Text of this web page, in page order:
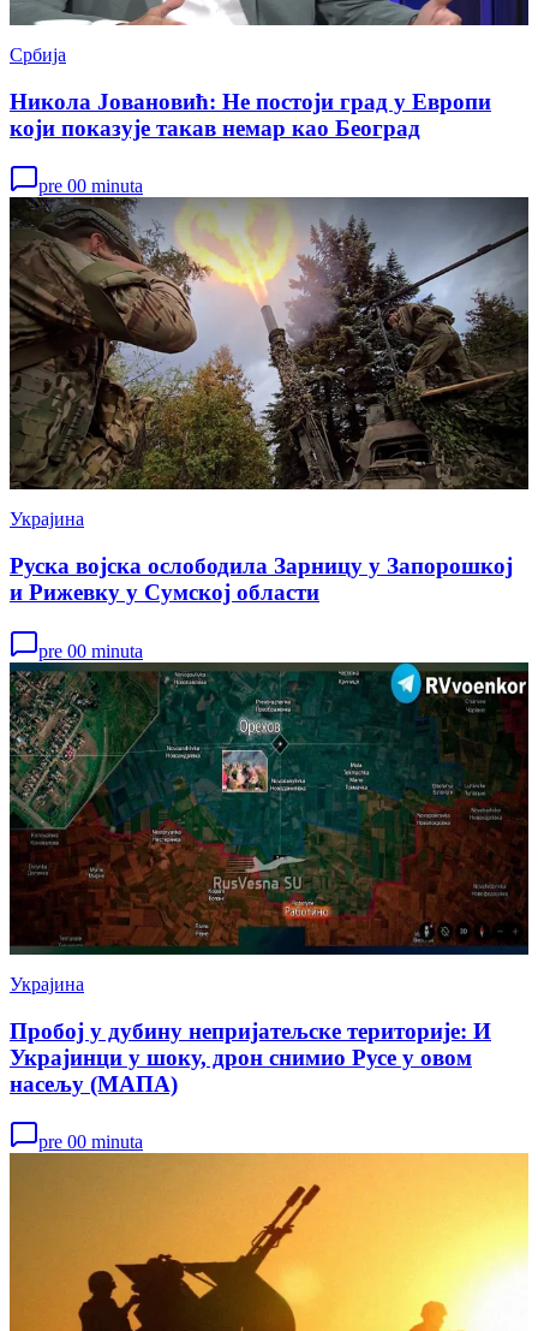
Србија
Никола Јовановић: Не постоји град у Европи
који показује такав немар као Београд
pre 00 minuta
Украјина
Руска војска ослободила Зарницу у Запорошкој
и Рижевку у Сумској области
pre 00 minuta
Украјина
Пробој у дубину непријатељске територије: И
Украјинци у шоку, дрон снимио Русе у овом
насељу (МАПА)
pre 00 minuta